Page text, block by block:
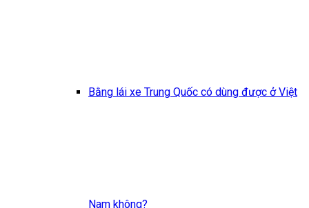
Bằng lái xe Trung Quốc có dùng được ở Việt
Nam không?